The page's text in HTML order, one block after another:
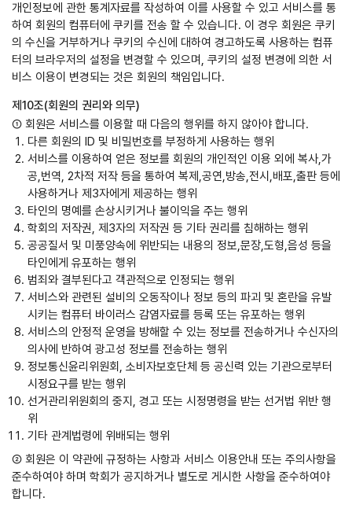
개인정보에 관한 통계자료를 작성하여 이를 사용할 수 있고 서비스를 통
하여 회원의 컴퓨터에 쿠키를 전송 할 수 있습니다. 이 경우 회원은 쿠키
의 수신을 거부하거나 쿠키의 수신에 대하여 경고하도록 사용하는 컴퓨
터의 브라우저의 설정을 변경할 수 있으며, 쿠키의 설정 변경에 의한 서
비스 이용이 변경되는 것은 회원의 책임입니다.
제10조(회원의 권리와 의무)
① 회원은 서비스를 이용할 때 다음의 행위를 하지 않아야 합니다.
다른 회원의 ID 및 비밀번호를 부정하게 사용하는 행위
서비스를 이용하여 얻은 정보를 회원의 개인적인 이용 외에 복사,가
공,번역, 2차적 저작 등을 통하여 복제,공연,방송,전시,배포,출판 등에
사용하거나 제3자에게 제공하는 행위
타인의 명예를 손상시키거나 불이익을 주는 행위
학회의 저작권, 제3자의 저작권 등 기타 권리를 침해하는 행위
공공질서 및 미풍양속에 위반되는 내용의 정보,문장,도형,음성 등을
타인에게 유포하는 행위
범죄와 결부된다고 객관적으로 인정되는 행위
서비스와 관련된 설비의 오동작이나 정보 등의 파괴 및 혼란을 유발
시키는 컴퓨터 바이러스 감염자료를 등록 또는 유포하는 행위
서비스의 안정적 운영을 방해할 수 있는 정보를 전송하거나 수신자의
의사에 반하여 광고성 정보를 전송하는 행위
정보통신윤리위원회, 소비자보호단체 등 공신력 있는 기관으로부터
시정요구를 받는 행위
선거관리위원회의 중지, 경고 또는 시정명령을 받는 선거법 위반 행
위
기타 관계법령에 위배되는 행위
② 회원은 이 약관에 규정하는 사항과 서비스 이용안내 또는 주의사항을
준수하여야 하며 학회가 공지하거나 별도로 게시한 사항을 준수하여야
합니다.